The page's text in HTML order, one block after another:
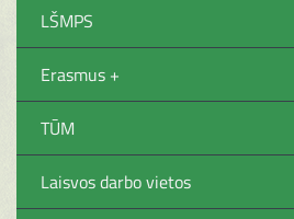
LŠMPS
Erasmus +
TŪM
Laisvos darbo vietos